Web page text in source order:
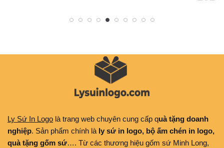
Ly Sứ In Logo là trang web chuyên cung cấp quà tặng doanh
nghiệp. Sản phẩm chính là ly sứ in logo, bộ ấm chén in logo,
quà tặng gốm sứ…. Từ các thương hiệu gốm sứ Minh Long,